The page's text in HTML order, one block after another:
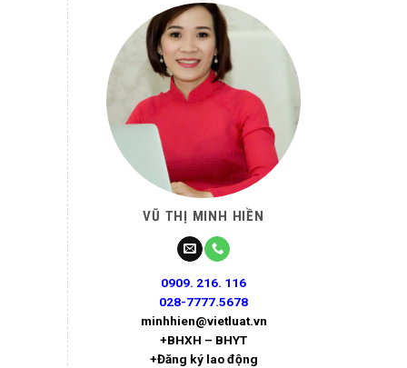
VŨ THỊ MINH HIỀN
0909. 216. 116
028-7777.5678
minhhien@vietluat.vn
+BHXH – BHYT
+Đăng ký lao động